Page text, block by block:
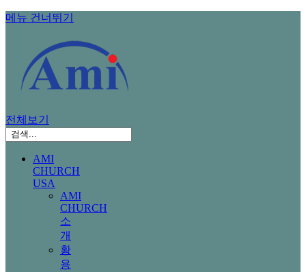
메뉴 건너뛰기
전체보기
AMI
CHURCH
USA
AMI
CHURCH
소
개
황
용